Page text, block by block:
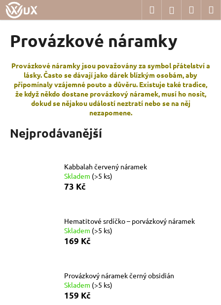
Přejít
na
obsah
Hledat Přihlášení
Provázkové náramky
Provázkové náramky jsou považovány za symbol přátelství a
lásky. Často se dávají jako dárek blízkým osobám, aby
připomínaly vzájemné pouto a důvěru. Existuje také tradice,
že když někdo dostane provázkový náramek, musí ho nosit,
dokud se nějakou událostí neztratí nebo se na něj
nezapomene.
Nejprodávanější
Kabbalah červený náramek
Skladem (>5 ks)
73 Kč
Hematitové srdíčko – porvázkový náramek
Skladem (>5 ks)
169 Kč
Provázkový náramek černý obsidián
Skladem (>5 ks)
159 Kč
K
o
o
p
o
e